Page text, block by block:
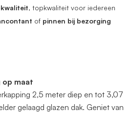
op maat
2,5 meter diep en tot 3,07
gelaagd glazen dak. Geniet van
, topkwaliteit voor iedereen
of pinnen bij bezorging